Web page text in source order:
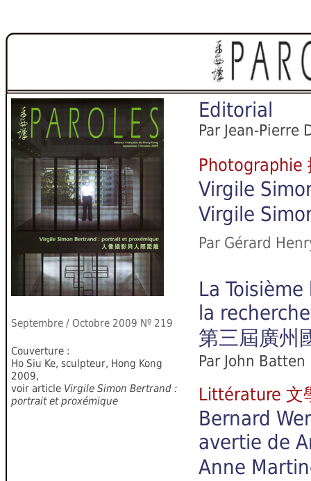
Septembre / Octobre 2009 Nº 219
Couverture :
Ho Siu Ke, sculpteur, Hong Kong
2009,
voir article Virgile Simon Bertrand :
portrait et proxémique
Editorial
Par Jean-Pierre
Photographie
Virgile
Virgile
Par Gérard
La
la
第三屆廣州
Par John
Littérature 文
Bernard
avertie de
Anne